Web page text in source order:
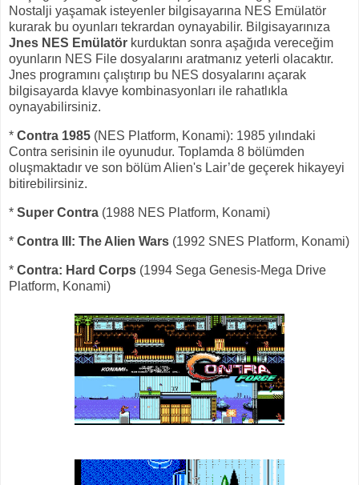
Nostalji yaşamak isteyenler bilgisayarına NES Emülatör
kurarak bu oyunları tekrardan oynayabilir. Bilgisayarınıza
Jnes NES Emülatör kurduktan sonra aşağıda vereceğim
oyunların NES File dosyalarını aratmanız yeterli olacaktır.
Jnes programını çalıştırıp bu NES dosyalarını açarak
bilgisayarda klavye kombinasyonları ile rahatlıkla
oynayabilirsiniz.
* Contra 1985 (NES Platform, Konami): 1985 yılındaki
Contra serisinin ile oyunudur. Toplamda 8 bölümden
oluşmaktadır ve son bölüm Alien's Lair’de geçerek hikayeyi
bitirebilirsiniz.
* Super Contra (1988 NES Platform, Konami)
* Contra III: The Alien Wars (1992 SNES Platform, Konami)
* Contra: Hard Corps (1994 Sega Genesis-Mega Drive
Platform, Konami)